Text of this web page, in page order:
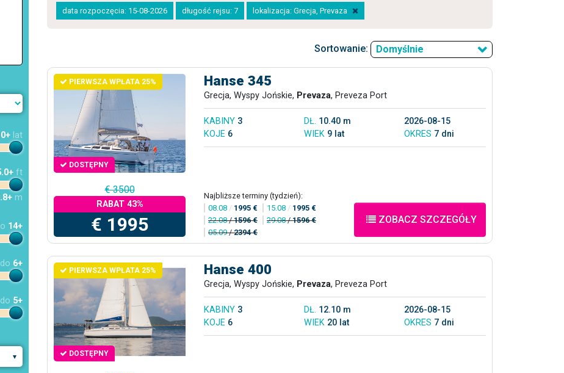
lat
ft
m
14+
do 6+
do 5+
data rozpoczęcia: 15-08-2026 długość rejsu: 7 lokalizacja: Grecja, Prevaza
Sortowanie: Domyślnie
PIERWSZA WPŁATA 25%
DOSTĘPNY
Hanse 345
Grecja, Wyspy Jońskie, Prevaza, Preveza Port
KABINY 3 DŁ. 10.40 m
2026-08-15
KOJE 6 WIEK 9 lat OKRES 7 dni
€ 3500
RABAT 43%
€ 1995
Najbliższe terminy (tydzień):
08.08 / 1995 € 15.08 / 1995 €
22.08/1596 € 29.08/1596 €
05.09/2394 €
ZOBACZ SZCZEGÓŁY
PIERWSZA WPŁATA 25%
DOSTĘPNY
Hanse 400
Grecja, Wyspy Jońskie, Prevaza, Preveza Port
KABINY 3 DŁ. 12.10 m
2026-08-15
KOJE 6 WIEK 20 lat OKRES 7 dni